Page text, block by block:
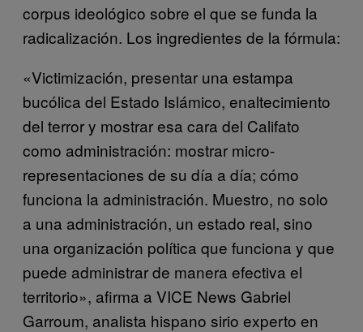
corpus ideológico sobre el que se funda la
radicalización. Los ingredientes de la fórmula:
«Victimización, presentar una estampa
bucólica del Estado Islámico, enaltecimiento
del terror y mostrar esa cara del Califato
como administración: mostrar micro-
representaciones de su día a día; cómo
funciona la administración. Muestro, no solo
a una administración, un estado real, sino
una organización política que funciona y que
puede administrar de manera efectiva el
territorio», afirma a VICE News Gabriel
Garroum, analista hispano sirio experto en